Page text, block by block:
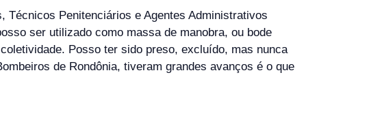
Técnicos Penitenciários e Agentes Administrativos
ser utilizado como massa de manobra, ou bode
Posso ter sido preso, excluído, mas nunca
de Rondônia, tiveram grandes avanços é o que